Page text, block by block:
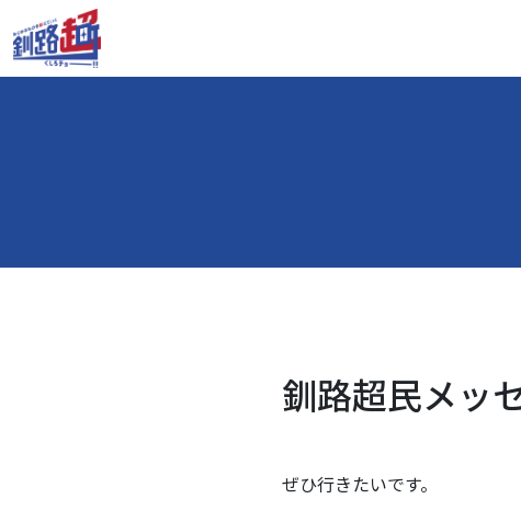
釧路超民メッ
ぜひ行きたいです。